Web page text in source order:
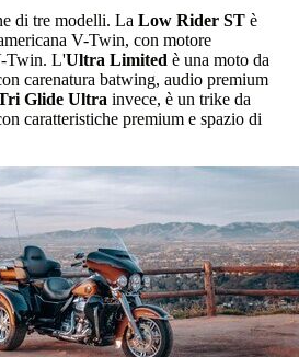
di tre modelli. La Low Rider ST è
V-Twin, con motore
Twin. L'Ultra Limited è una moto da
carenatura batwing, audio premium
Glide Ultra invece, è un trike da
caratteristiche premium e spazio di